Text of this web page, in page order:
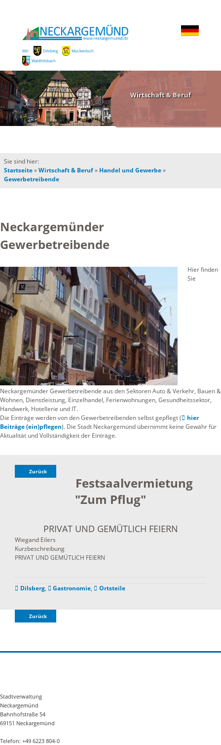
Mit: Dilsberg
Mückenloch
Waldhilsbach
Wirtschaft & Beruf
Sie sind hier:
Startseite»Wirtschaft & Beruf» Handel und Gewerbe»
Gewerbetreibende
Neckargemünder
Gewerbetreibende
Hier finden
Sie
Neckargemünder Gewerbetreibende aus den Sektoren Auto & Verkehr, Bauen &
Wohnen, Dienstleistung, Einzelhandel, Ferienwohnungen, Gesundheitssektor,
Handwerk, Hotellerie und IT.
Die Einträge werden von den Gewerbetreibenden selbst gepflegt (
hier
Beiträge (ein)pflegen). Die Stadt Neckargemünd übernimmt keine Gewähr für
Aktualität und Vollständigkeit der Einträge.
Zurück
Festsaalvermietung
"Zum Pflug"
PRIVAT UND GEMÜTLICH FEIERN
Wiegand Eilers
Kurzbeschreibung
PRIVAT UND GEMÜTLICH FEIERN
Dilsberg, Gastronomie, Ortsteile
Zurück
Stadtverwaltung
Neckargemünd
Bahnhofstraße 54
69151 Neckargemünd
Telefon: +49 6223 804-0